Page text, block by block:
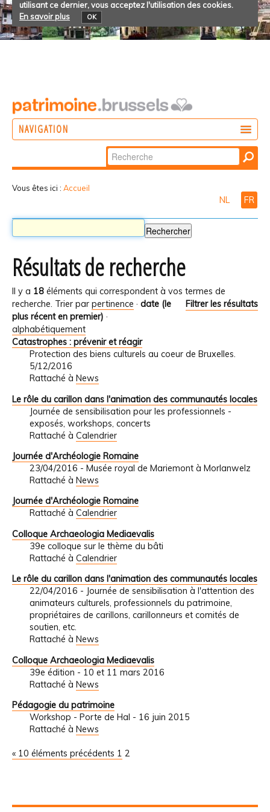
utilisant ce dernier, vous acceptez l'utilisation des cookies.
En savoir plus
OK
NAVIGATION
Chercher par
Recherche
Vous êtes ici : Accueil
NL FR
Résultats de recherche
Il y a 18 éléments qui correspondent à vos termes de
recherche.
Filtrer les résultats
Trier par pertinence · date (le
plus récent en premier) ·
alphabétiquement
Catastrophes : prévenir et réagir
Protection des biens culturels au coeur de Bruxelles.
5/12/2016
Rattaché à News
Le rôle du carillon dans l'animation des communautés locales
Journée de sensibilisation pour les professionnels -
exposés, workshops, concerts
Rattaché à Calendrier
Journée d'Archéologie Romaine
23/04/2016 - Musée royal de Mariemont à Morlanwelz
Rattaché à News
Journée d'Archéologie Romaine
Rattaché à Calendrier
Colloque Archaeologia Mediaevalis
39e colloque sur le thème du bâti
Rattaché à Calendrier
Le rôle du carillon dans l'animation des communautés locales
22/04/2016 - Journée de sensibilisation à l'attention des
animateurs culturels, professionnels du patrimoine,
propriétaires de carillons, carillonneurs et comités de
soutien, etc.
Rattaché à News
Colloque Archaeologia Mediaevalis
39e édition - 10 et 11 mars 2016
Rattaché à News
Pédagogie du patrimoine
Workshop - Porte de Hal - 16 juin 2015
Rattaché à News
« 10 éléments précédents 1 2